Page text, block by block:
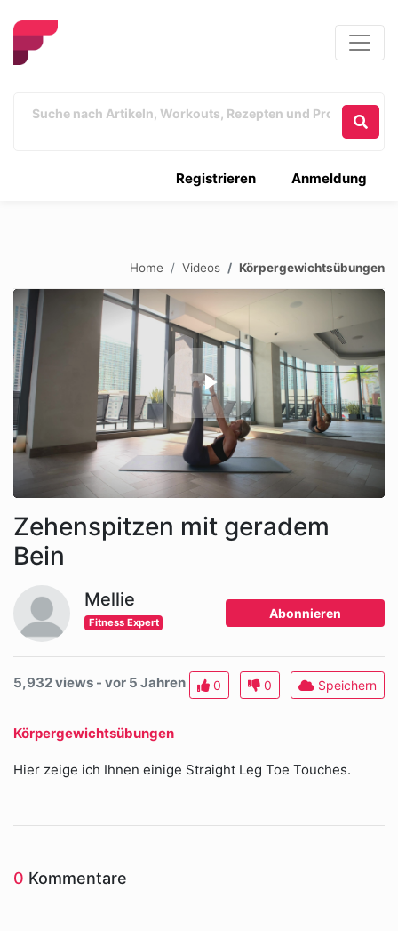
Anmeldung
Registrieren
Home Videos Körpergewichtsübungen
Zehenspitzen mit geradem
Bein
Mellie
Fitness Expert
Abonnieren
5,932 views - vor 5 Jahren 0 0 Speichern
Körpergewichtsübungen
Hier zeige ich Ihnen einige Straight Leg Toe Touches.
0 Kommentare